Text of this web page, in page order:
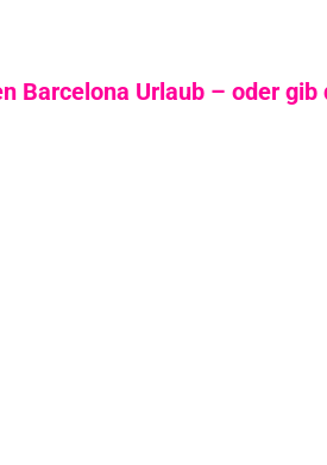
Barcelona Urlaub – oder